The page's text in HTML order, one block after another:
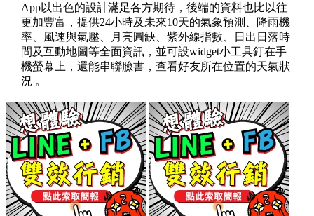
App以出色的設計滿足各方期待，後端的資料也比以往
更加豐富，提供24小時及未來10天的氣象預測、降雨機
率、風速與氣壓、月亮圓缺、紫外線指數、日出日落時
間及互動地圖等全面資訊，並可設widget小工具釘在手
機螢幕上，還能串聯臉書，查看好友所在位置的天氣狀
況 。